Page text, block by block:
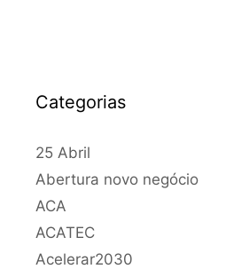
Categorias
25 Abril
Abertura novo negócio
ACA
ACATEC
Acelerar2030